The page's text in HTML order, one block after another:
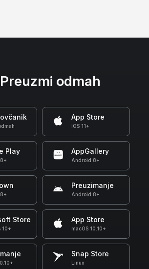
Preuzmi odmah
App Store
iOS 11+
Play AppGallery
Android 8+
Preuzimanje
Android 8+
Store
10+
App Store
macOS 10.10+
Snap Store
Linux